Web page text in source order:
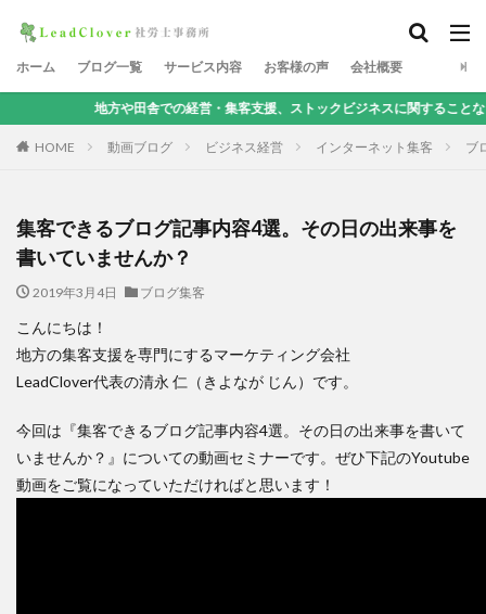
ホーム ブログ一覧 サービス内容 お客様の声 会社概要
方や田舎での経営・集客支援、ストックビジネスに関することなら、地方集客コ
HOME 動画ブログ ビジネス経営 インターネット集客 ブ
集客できるブログ記事内容4選。その日の出来事を
書いていませんか？
2019年3月4日 ブログ集客
こんにちは！
地方の集客支援を専門にするマーケティング会社
LeadClover代表の清永 仁（きよなが じん）です。
今回は『集客できるブログ記事内容4選。その日の出来事を書いて
いませんか？』についての動画セミナーです。ぜひ下記のYoutube
動画をご覧になっていただければと思います！